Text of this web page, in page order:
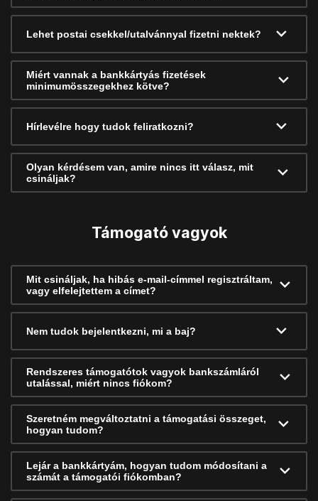
Lehet postai csekkel/utalvánnyal fizetni nektek?
Miért vannak a bankkártyás fizetések
minimumösszegekhez kötve?
Hírlevélre hogy tudok feliratkozni?
Olyan kérdésem van, amire nincs itt válasz, mit
csináljak?
Támogató vagyok
Mit csináljak, ha hibás e-mail-címmel regisztráltam,
vagy elfelejtettem a címet?
Nem tudok bejelentkezni, mi a baj?
Rendszeres támogatótok vagyok bankszámláról
utalással, miért nincs fiókom?
Szeretném megváltoztatni a támogatási összeget,
hogyan tudom?
Lejár a bankkártyám, hogyan tudom módosítani a
számát a támogatói fiókomban?